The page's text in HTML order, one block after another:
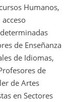
Humanos,
de Enseñanza
de Idiomas,
de
de Artes
en Sectores